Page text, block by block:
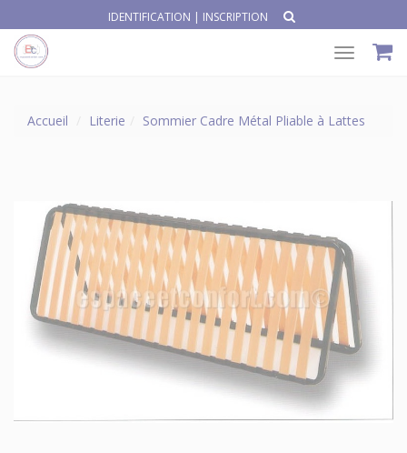
IDENTIFICATION | INSCRIPTION
Toggle
Accueil Literie Sommier Cadre Métal Pliable à Lattes